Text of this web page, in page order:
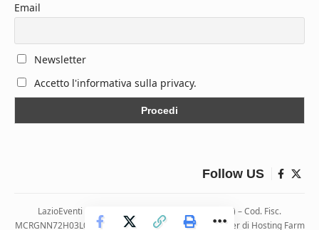
Email
Newsletter
Accetto l'informativa sulla privacy.
Follow US
LazioEventi – Via Monticelli, 9 04026 Minturno (LT) – Cod. Fisc.
MCRGNN72H03L083H | Hosting ospitato presso i server di Hosting Farm